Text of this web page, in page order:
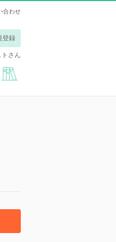
合わせ
登録
さん